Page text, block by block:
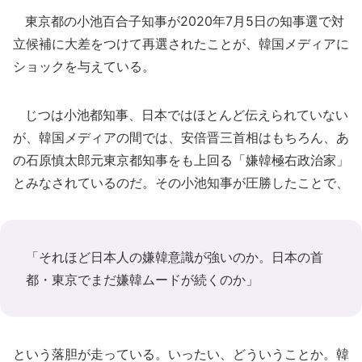
東京都の小池百合子知事が2020年7月5日の知事選で対
立候補に大差をつけて再選されたことが、韓国メディアに
ショックを与えている。
じつは小池都知事、日本ではほとんど伝えられていない
が、韓国メディアの間では、安倍晋三首相はもちろん、あ
の石原慎太郎元東京都知事をも上回る「嫌韓極右政治家」
とみなされているのだ。その小池知事が圧勝したことで、
「それほど日本人の嫌韓意識が強いのか。日本の首
都・東京でまだ嫌韓ムードが続くのか」
という落胆が走っている。いったい、どういうことか。韓